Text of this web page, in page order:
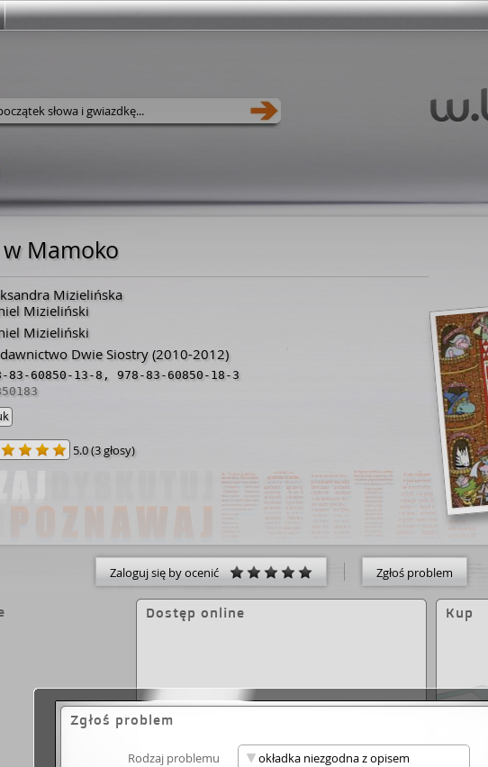
w serwisie
Mamoko
Mizielińska
Mizieliński
Mizieliński
Dwie Siostry(2010-2012)
83-60850-13-8 , 978-83-60850-18-3
5.0(3 głosy)
Zaloguj się by ocenić Zgłoś problem
Dostęp online
Brak zasobów elektronicznych
dla wybranego dzieła.
Kup
Zgłoś problem
Rodzaj problemu